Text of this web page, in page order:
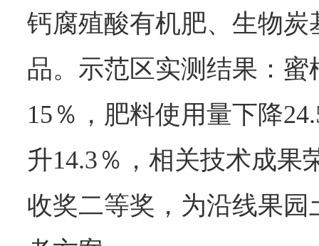
钙腐殖酸有机肥、生物
品。示范区实测结果：蜜
15％，肥料使用量下降
升14.3％，相关技术成果
收奖二等奖，为沿线果